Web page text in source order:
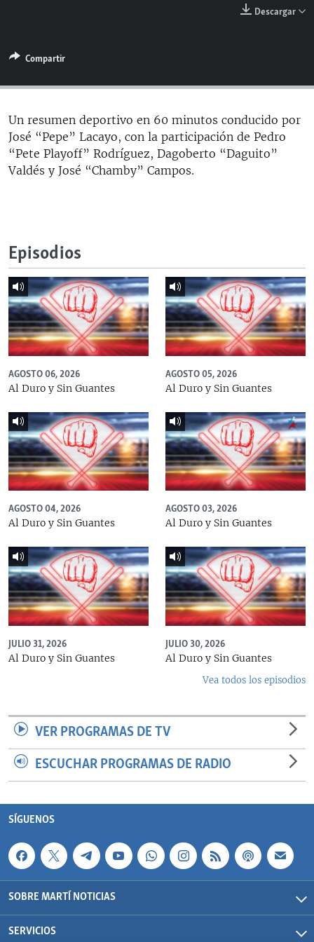
ESPECIALES
LA REALIDAD DE LA VIVIENDA EN CUBA
SER VIEJO EN CUBA
KENTU-CUBANO
LOS SANTOS DE HIALEAH
MULTIMEDIA
EDITORIALES
SÍGUENOS
Descargar
Compartir
Un resumen deportivo en 60 minutos conducido por
José “Pepe” Lacayo, con la participación de Pedro
“Pete Playoff” Rodríguez, Dagoberto “Daguito”
Valdés y José “Chamby” Campos.
Episodios
AGOSTO 06, 2026
Al Duro y Sin Guantes
AGOSTO 05, 2026
Al Duro y Sin Guantes
AGOSTO 04, 2026
Al Duro y Sin Guantes
AGOSTO 03, 2026
Al Duro y Sin Guantes
JULIO 31, 2026
Al Duro y Sin Guantes
JULIO 30, 2026
Al Duro y Sin Guantes
Vea todos los episodios
VER PROGRAMAS DE TV
ESCUCHAR PROGRAMAS DE RADIO
SÍGUENOS
SOBRE MARTÍ NOTICIAS
SERVICIOS